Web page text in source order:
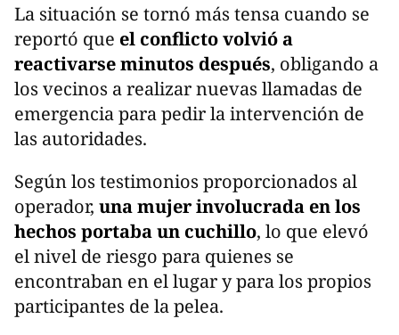
La situación se tornó más tensa cuando se
reportó que el conflicto volvió a
reactivarse minutos después, obligando a
los vecinos a realizar nuevas llamadas de
emergencia para pedir la intervención de
las autoridades.
Según los testimonios proporcionados al
operador, una mujer involucrada en los
hechos portaba un cuchillo, lo que elevó
el nivel de riesgo para quienes se
encontraban en el lugar y para los propios
participantes de la pelea.